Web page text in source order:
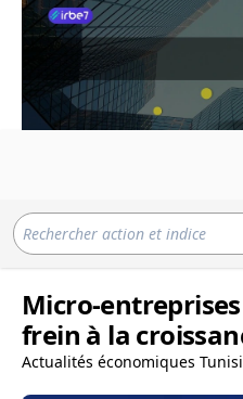
frein à la
Actualités économiques